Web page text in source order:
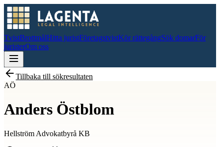
TvistBrottmålHitta juristFöretagstvistKör rättegångSök domarFör
juristerOm oss
Tillbaka till sökresultaten
AÖ
Anders Östblom
Hellström Advokatbyrå KB